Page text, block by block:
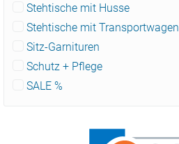
Stehtische mit Husse
Stehtische mit Transportwagen
Sitz-Garnituren
Schutz + Pflege
SALE %